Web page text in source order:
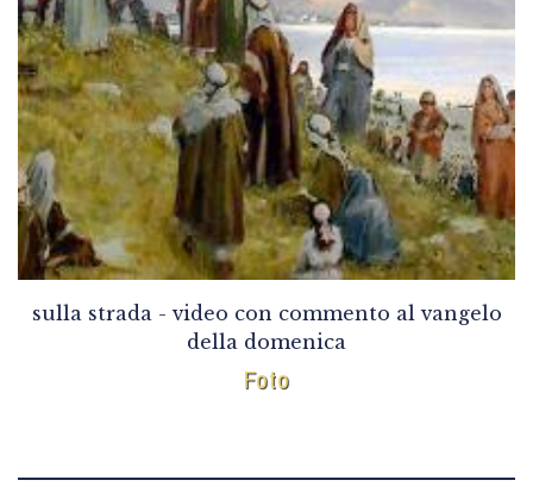
sulla strada - video con commento al vangelo
della domenica
Foto